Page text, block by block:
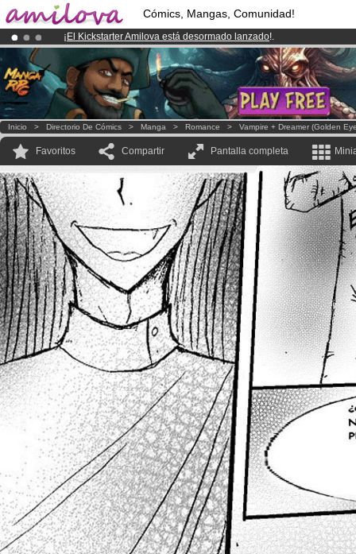
Cómics, Mangas, Comunidad!
¡ El Kickstarter Amilova está desormado lanzado!.
¡Ya tenemos 100000miembrosy 1000Cómics y Mangas!.
¡Conviertete en Premium por3.95 euros al mes!Hazte Premium ya
Inicio > Directorio De Cómics > Manga > Romance > Vampire + Dreamer (Golden
Favoritos Compartir Pantalla completa